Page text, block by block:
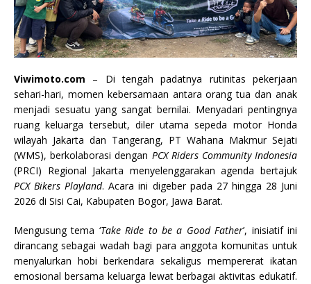
Viwimoto.com – Di tengah padatnya rutinitas pekerjaan
sehari-hari, momen kebersamaan antara orang tua dan anak
menjadi sesuatu yang sangat bernilai. Menyadari pentingnya
ruang keluarga tersebut, diler utama sepeda motor Honda
wilayah Jakarta dan Tangerang, PT Wahana Makmur Sejati
(WMS), berkolaborasi dengan PCX Riders Community Indonesia
(PRCI) Regional Jakarta menyelenggarakan agenda bertajuk
PCX Bikers Playland. Acara ini digeber pada 27 hingga 28 Juni
2026 di Sisi Cai, Kabupaten Bogor, Jawa Barat.
Mengusung tema ‘Take Ride to be a Good Father’, inisiatif ini
dirancang sebagai wadah bagi para anggota komunitas untuk
menyalurkan hobi berkendara sekaligus mempererat ikatan
emosional bersama keluarga lewat berbagai aktivitas edukatif.